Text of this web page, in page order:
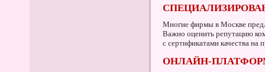
Многие фирмы в Москве
Важно оценить репутацию
с сертификатами качества на
ОНЛАЙН-